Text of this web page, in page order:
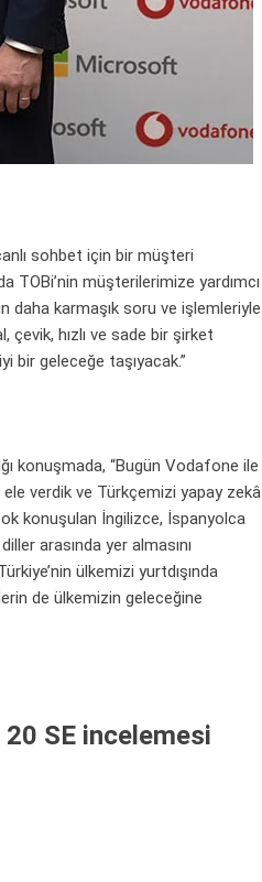
sohbet için bir müşteri
müşterilerimize yardımcı
daha karmaşık soru ve işlemleriyle
hızlı ve sade bir şirket
bir geleceğe taşıyacak.”
konuşmada, “Bugün Vodafone ile
verdik ve Türkçemizi yapay zekâ
konuşulan İngilizce, İspanyolca
arasında yer almasını
ülkemizi yurtdışında
de ülkemizin geleceğine
SE incelemesi